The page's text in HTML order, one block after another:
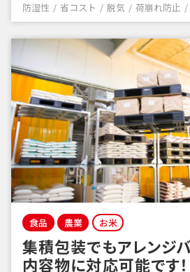
防湿性 省コスト 脱気 荷崩れ防止
食品 農業 お米
集積包装でもアレンジ
内容物に対応可能です！